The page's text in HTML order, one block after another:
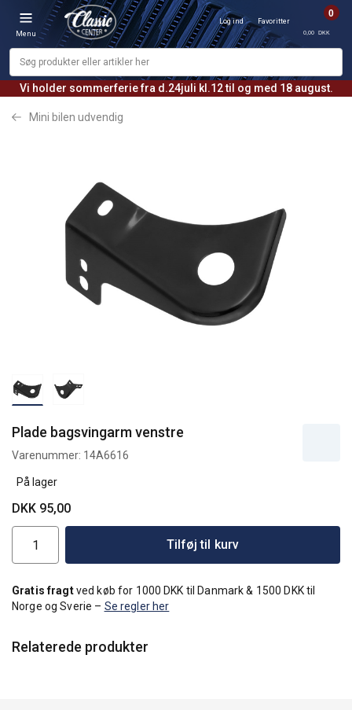
Vi holder sommerferie fra d.24juli kl.12 til og med 18 august.
Menu
Log ind Favoritter
0
0,00 DKK
Mini bilen udvendig
Plade bagsvingarm venstre
Varenummer: 14A6616
På lager
DKK 95,00
Tilføj til kurv
Gratis fragtved køb for 1000 DKK til Danmark & 1500 DKK til
Norge og Sverie – Se regler her
Relaterede produkter